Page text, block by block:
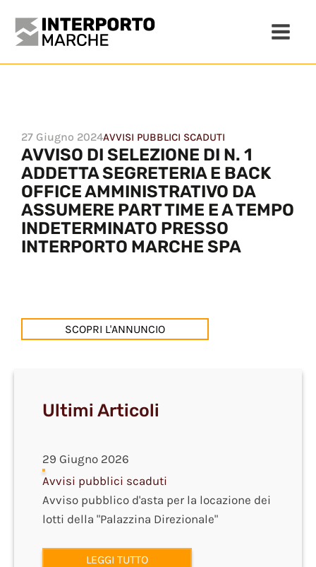
27 Giugno 2024AVVISI PUBBLICI SCADUTI
AVVISO DI SELEZIONE DI N. 1
ADDETTA SEGRETERIA E BACK
OFFICE AMMINISTRATIVO DA
ASSUMERE PART TIME E A TEMPO
INDETERMINATO PRESSO
INTERPORTO MARCHE SPA
SCOPRI L'ANNUNCIO
Ultimi Articoli
29 Giugno 2026
Avvisi pubblici scaduti
Avviso pubblico d'asta per la locazione dei
lotti della "Palazzina Direzionale"
LEGGI TUTTO